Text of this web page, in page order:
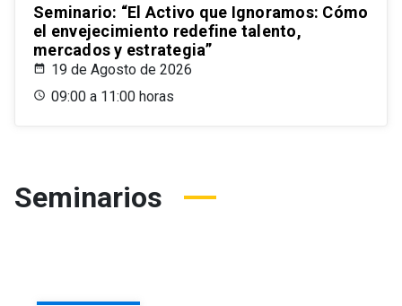
Seminario: “El Activo que Ignoramos: Cómo
el envejecimiento redefine talento,
mercados y estrategia”
19 de Agosto de 2026
09:00 a 11:00 horas
Seminarios